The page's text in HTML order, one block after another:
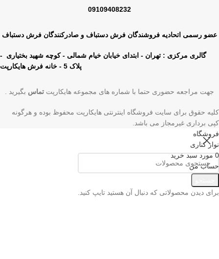
09109408232
عضو رسمی اتحادیه فروشندگان فرش دستباف و صادرکنندگان فرش دستباف
گالری مرکزی : تهران - ابتدای خیابان خیام شمالی - کوچه شهید بختیاری -
پلاک 5 - خانه فرش هایکارپت
جهت مراجعه حضوری حتما با شماره های مجموعه هایکارپت تماس بگیرید .
کلیه حقوق برای سایت فروشگاه اینترنتی هایکارپت محفوظ بوده و هرگونه
کپی برداری غیرمجاز می باشد.
برای دیدن محصولاتی که دنبال آن هستید تایپ کنید.
فروشگاه
نوار کناری
0 مورد سبد خرید
حساب من
منو